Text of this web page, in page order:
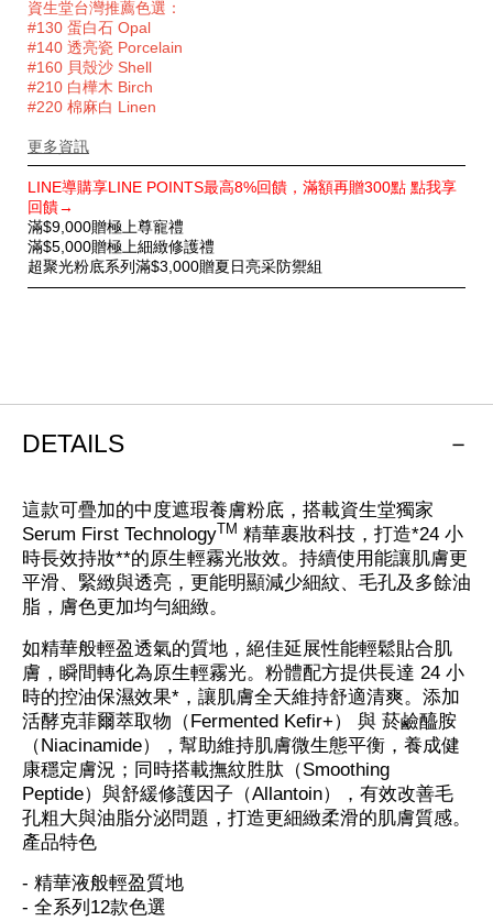
資生堂台灣推薦色選：
#130 蛋白石 Opal
#140 透亮瓷 Porcelain
#160 貝殼沙 Shell
#210 白樺木 Birch
#220 棉麻白 Linen
更多資訊
別
優
惠
LINE導購享LINE POINTS最高8%回饋，滿額再贈300點 點我享
回饋→
滿$9,000贈極上尊寵禮
滿$5,000贈極上細緻修護禮
超聚光粉底系列滿$3,000贈夏日亮采防禦組
DETAILS
這款可疊加的中度遮瑕養膚粉底，搭載資生堂獨家
Serum First Technology TM 精華裹妝科技，打造*24 小
時長效持妝**的原生輕霧光妝效。持續使用能讓肌膚更
平滑、緊緻與透亮，更能明顯減少細紋、毛孔及多餘油
脂，膚色更加均勻細緻。
如精華般輕盈透氣的質地，絕佳延展性能輕鬆貼合肌
膚，瞬間轉化為原生輕霧光。粉體配方提供長達 24 小
時的控油保濕效果*，讓肌膚全天維持舒適清爽。添加
活酵克菲爾萃取物（Fermented Kefir+） 與 菸鹼醯胺
（Niacinamide），幫助維持肌膚微生態平衡，養成健
康穩定膚況；同時搭載撫紋胜肽（Smoothing
Peptide）與舒緩修護因子（Allantoin），有效改善毛
孔粗大與油脂分泌問題，打造更細緻柔滑的肌膚質感。
產品特色
- 精華液般輕盈質地
- 全系列12款色選